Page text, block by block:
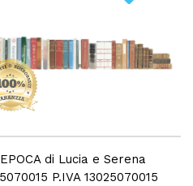
di Lucia e Serena
P.IVA 13025070015